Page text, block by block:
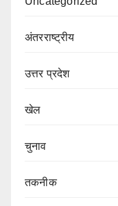
अंतरराष्ट्रीय
उत्तर प्रदेश
खेल
चुनाव
तकनीक